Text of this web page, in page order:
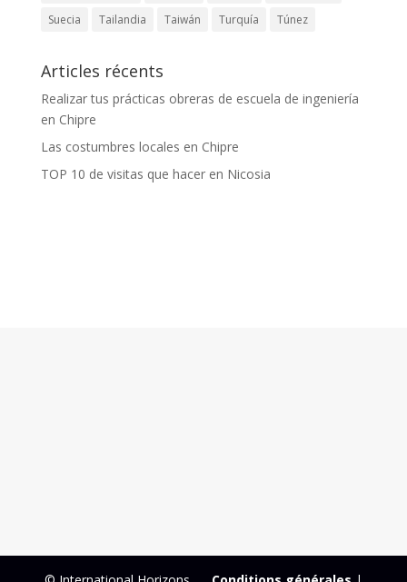
Suecia
Tailandia Taiwán Turquía Túnez
Articles récents
Realizar tus prácticas obreras de escuela de ingeniería
en Chipre
Las costumbres locales en Chipre
TOP 10 de visitas que hacer en Nicosia